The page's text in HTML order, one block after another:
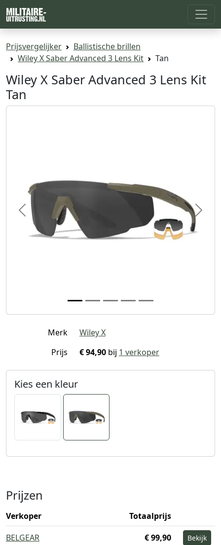
Prijsvergelijker
Ballistische brillen
Wiley X Saber Advanced 3 Lens Kit
Tan
Wiley X Saber Advanced 3 Lens Kit
Tan
Previous Next
Merk
Wiley X
Prijs
€ 94,90 bij 1 verkoper
Kies een kleur
Prijzen
Verkoper
Totaalprijs
BELGEAR
€ 99,90 Bekijk